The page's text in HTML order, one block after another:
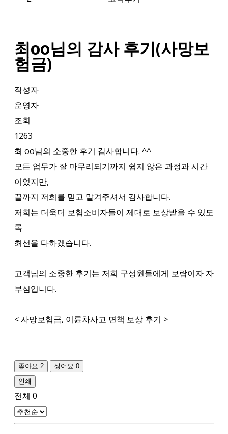
최oo님의 감사 후기(사망보
험금)
작성자
운영자
조회
1263
최 oo님의 소중한 후기 감사합니다. ^^
모든 업무가 잘 마무리되기까지 쉽지 않은 과정과 시간
이었지만,
끝까지 저희를 믿고 맡겨주셔서 감사합니다.
저희는 더욱더 보험소비자들이 제대로 보상받을 수 있도
록
최선을 다하겠습니다.
고객님의 소중한 후기는 저희 구성원들에게 보람이자 자
부심입니다.
< 사망보험금, 이륜차사고 면책 보상 후기 >
좋아요 2 싫어요 0
인쇄
전체 0